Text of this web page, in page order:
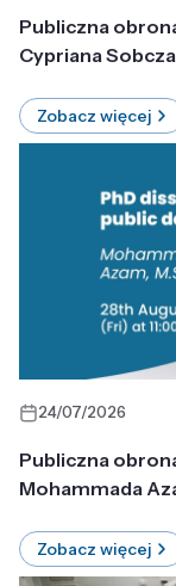
Publiczna
Cypriana
Zobacz więcej
24/07/2026
Publiczna
Mohammada
Zobacz więcej